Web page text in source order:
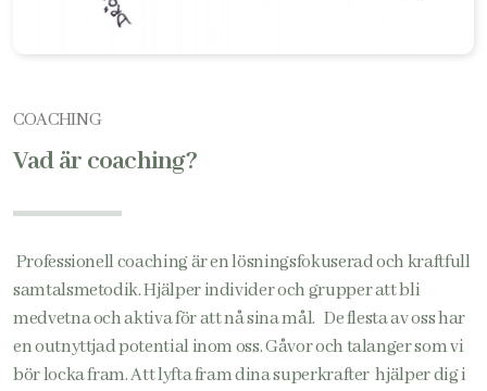
COACHING
Vad är coaching?
Professionell coaching är en lösningsfokuserad och kraftfull
samtalsmetodik. Hjälper individer och grupper att bli
medvetna och aktiva för att nå sina mål. De flesta av oss har
en outnyttjad potential inom oss. Gåvor och talanger som vi
bör locka fram. Att lyfta fram dina superkrafter hjälper dig i